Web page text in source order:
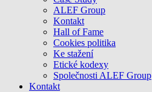
ALEF Group
Kontakt
Hall of Fame
Cookies politika
Ke stažení
Etické kodexy
Společnosti ALEF Group
Kontakt